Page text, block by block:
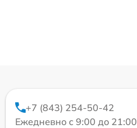
+7 (843) 254-50-42
Ежедневно с 9:00 до 21:00